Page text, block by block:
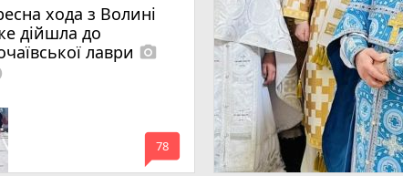
хода з Волині
дійшла до
лаври photo_camera
mode_comment
78